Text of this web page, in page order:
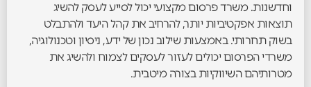
וחדשנות. משרד פרסום מקצועי יכול לסייע לעסק להשיג
תוצאות אפקטיביות יותר, להרחיב את קהל היעד ולהתבלט
בשוק תחרותי. באמצעות שילוב נכון של ידע, ניסיון וטכנולוגיה,
משרדי הפרסום יכולים לעזור לעסקים לצמוח ולהשיג את
מטרותיהם השיווקיות בצורה מיטבית.